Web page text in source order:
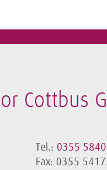
Cottbus
Tel.: 0355
Fax: 0355